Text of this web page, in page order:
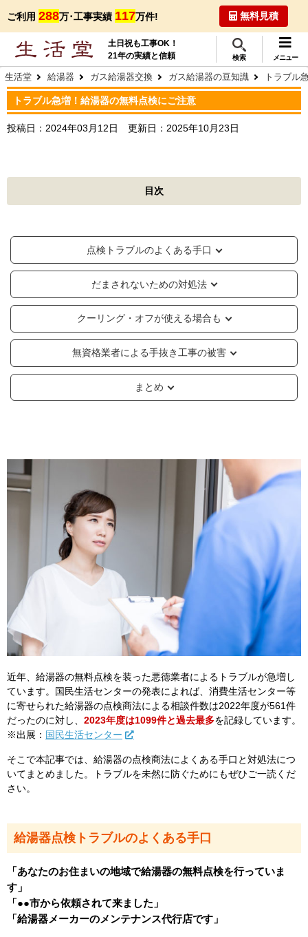
ご利用 288万･工事実績 117万件! 無料見積
土日祝も工事OK！
21年の実績と信頼
検索 メニュー
生活堂 給湯器 ガス給湯器交換 ガス給湯器の豆知識 トラブル
トラブル急増！給湯器の無料点検にご注意
投稿日： 2024年03月12日 更新日： 2025年10月23日
目次
点検トラブルのよくある手口
だまされないための対処法
クーリング・オフが使える場合も
無資格業者による手抜き工事の被害
まとめ
近年、給湯器の無料点検を装った悪徳業者によるトラブルが急増し
ています。国民生活センターの発表によれば、消費生活センター等
に寄せられた給湯器の点検商法による相談件数は2022年度が561件
だったのに対し、 2023年度は1099件と過去最多を記録しています。
※出展： 国民生活センター
そこで本記事では、給湯器の点検商法によくある手口と対処法につ
いてまとめました。トラブルを未然に防ぐためにもぜひご一読くだ
さい。
給湯器点検トラブルのよくある手口
「あなたのお住まいの地域で給湯器の無料点検を行っていま
す」
「●●市から依頼されて来ました」
「給湯器メーカーのメンテナンス代行店です」